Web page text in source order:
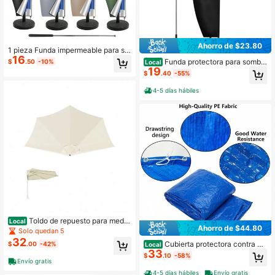
1 pieza Funda impermeable para so
mbrilla de jardín tipo banana de 20
5/265/280cm, sombrilla de jardín en
$16.50 -10%
Local Toldo de repuesto para media
sombrilla de 9 pies, sin marco inclui
do
Solo quedan 5
$32.00 -42%
Envío gratis
Ahorro de $23.80
Local Funda protectora para sombril
la de playa, funda para sombrilla ro
mana, funda a prueba de polvo y llu
via, funda para sombrilla banana de
exterior
$19.40 -55%
4-5 días hábiles
Ahorro de $44.80
Local Cubierta protectora contra el
polvo de 6 pies DECOHS - Cubierta
para piscinas de marco redondo - C
ubierta de piscina inflable redonda
$33.10 -58%
4-5 días hábiles Envío gratis